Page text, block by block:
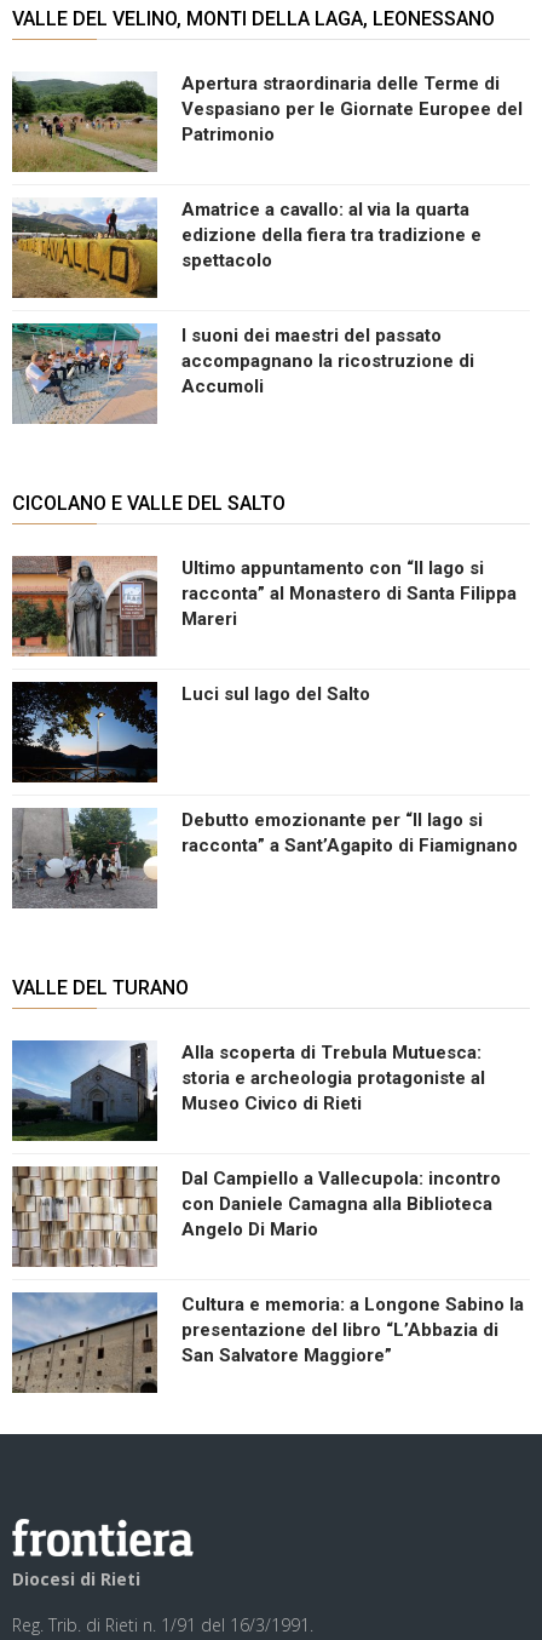
VALLE DEL VELINO, MONTI DELLA LAGA, LEONESSANO
Apertura straordinaria delle Terme di
Vespasiano per le Giornate Europee del
Patrimonio
Amatrice a cavallo: al via la quarta
edizione della fiera tra tradizione e
spettacolo
I suoni dei maestri del passato
accompagnano la ricostruzione di
Accumoli
CICOLANO E VALLE DEL SALTO
Ultimo appuntamento con “Il lago si
racconta” al Monastero di Santa Filippa
Mareri
Luci sul lago del Salto
Debutto emozionante per “Il lago si
racconta” a Sant’Agapito di Fiamignano
VALLE DEL TURANO
Alla scoperta di Trebula Mutuesca:
storia e archeologia protagoniste al
Museo Civico di Rieti
Dal Campiello a Vallecupola: incontro
con Daniele Camagna alla Biblioteca
Angelo Di Mario
Cultura e memoria: a Longone Sabino la
presentazione del libro “L’Abbazia di
San Salvatore Maggiore”
Diocesi di Rieti
Reg. Trib. di Rieti n. 1/91 del 16/3/1991.